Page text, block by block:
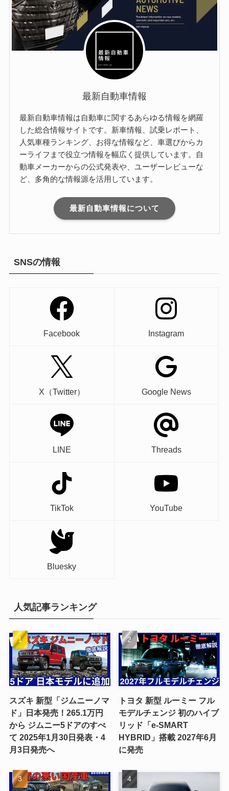
最新自動車情報
最新自動車情報は自動車に関するあらゆる情報を網羅
した総合情報サイトです。新車情報、試乗レポート、
人気車種ランキング、お得な情報など、車選びからカ
ーライフまで役立つ情報を幅広く提供しています。自
動車メーカーからの公式発表や、ユーザーレビューな
ど、多角的な情報源を活用しています。
最新自動車情報について
SNSの情報
Facebook Instagram
X（Twitter） Google News
LINE Threads
TikTok YouTube
Bluesky
人気記事ランキング
スズキ 新型「ジムニーノマ
ド」日本発売！265.1万円
から ジムニー5ドアのすべ
て 2025年1月30日発表・4
月3日発売へ
トヨタ 新型 ルーミー フル
モデルチェンジ 初のハイブ
リッド「e-SMART
HYBRID」搭載 2027年6月
に発売